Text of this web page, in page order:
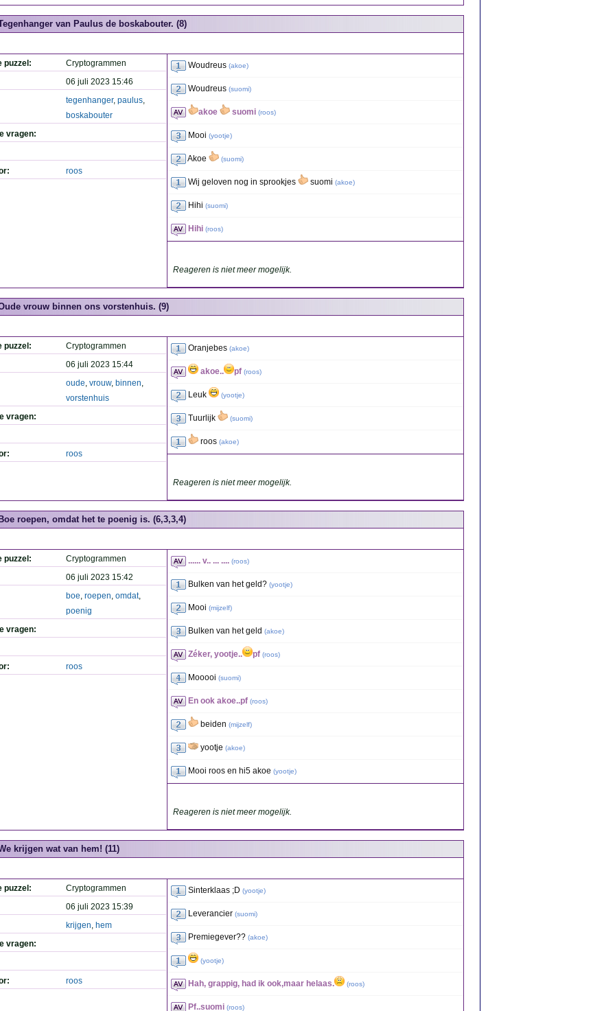
van Paulus de boskabouter. (8)
puzzel:
Cryptogrammen
06 juli 2023 15:46
tegenhanger, paulus,
boskabouter
vragen:
roos
Woudreus (akoe)
Woudreus (suomi)
akoe suomi (roos)
Mooi (yootje)
Akoe (suomi)
Wij geloven nog in sprookjes suomi (akoe)
Hihi (suomi)
Hihi (roos)
Reageren is niet meer mogelijk.
vrouw binnen ons vorstenhuis. (9)
puzzel:
Cryptogrammen
06 juli 2023 15:44
oude, vrouw, binnen,
vorstenhuis
vragen:
roos
Oranjebes (akoe)
akoe.. pf (roos)
Leuk (yootje)
Tuurlijk (suomi)
roos (akoe)
Reageren is niet meer mogelijk.
roepen, omdat het te poenig is. (6,3,3,4)
puzzel:
Cryptogrammen
06 juli 2023 15:42
boe, roepen, omdat,
poenig
vragen:
roos
...... v.. ... .... (roos)
Bulken van het geld? (yootje)
Mooi (mijzelf)
Bulken van het geld (akoe)
Zéker, yootje.. pf (roos)
Mooooi (suomi)
En ook akoe..pf (roos)
beiden (mijzelf)
yootje (akoe)
Mooi roos en hi5 akoe (yootje)
Reageren is niet meer mogelijk.
krijgen wat van hem! (11)
puzzel:
Cryptogrammen
06 juli 2023 15:39
krijgen, hem
vragen:
roos
Sinterklaas ;D (yootje)
Leverancier (suomi)
Premiegever?? (akoe)
(yootje)
Hah, grappig, had ik ook,maar helaas. (roos)
Pf..suomi (roos)